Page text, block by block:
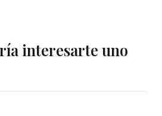
interesarte uno